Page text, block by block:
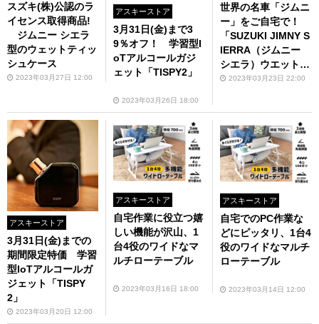
スズキ(株)公認のラ
イセンス取得商品!
ジムニー シエラ
型のウェットティッ
シュケース
2023年03月27日 12:00
アスキーストア
3月31日(金)まで3
9％オフ！ 学習型I
oTアルコールガジ
ェット「TISPY2」
2023年03月26日 18:00
世界の名車「ジムニ
ー」をご自宅で！
「SUZUKI JIMNY S
IERRA（ジムニー
シエラ）ウエットテ
ィッシュケース」
2023年03月23日 22:00
アスキーストア
3月31日(金)までの
期間限定特価 学習
型IoTアルコールガ
ジェット「TISPY
2」
2023年03月20日 12:00
アスキーストア
自宅作業に役立つ嬉
しい機能が沢山、1
台4役のワイドなマ
ルチローテーブル
2023年03月16日 18:00
アスキーストア
自宅でのPC作業な
どにピッタリ、1台4
役のワイドなマルチ
ローテーブル
2023年03月14日 12:00